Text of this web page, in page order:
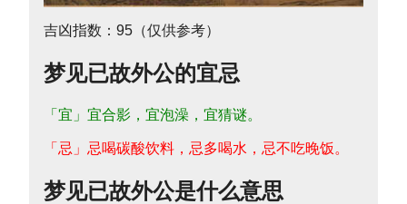
吉凶指数：95（仅供参考）
梦见已故外公的宜忌
「宜」宜合影，宜泡澡，宜猜谜。
「忌」忌喝碳酸饮料，忌多喝水，忌不吃晚饭。
梦见已故外公是什么意思